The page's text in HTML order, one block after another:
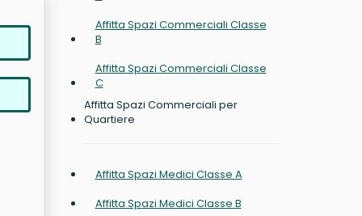
Affitta Spazi Commerciali Classe
B
Affitta Spazi Commerciali Classe
C
Affitta Spazi Commerciali per
Quartiere
Affitta Spazi Medici Classe A
Affitta Spazi Medici Classe B